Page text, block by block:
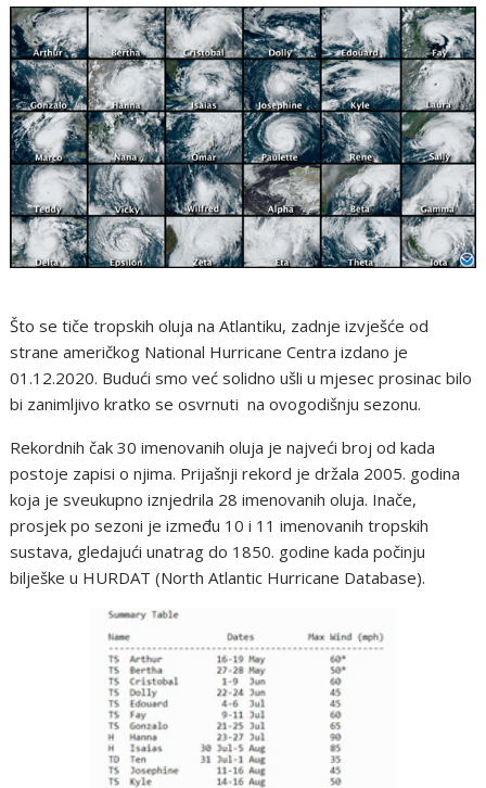
Što se tiče tropskih oluja na Atlantiku, zadnje izvješće od
strane američkog National Hurricane Centra izdano je
01.12.2020. Budući smo već solidno ušli u mjesec prosinac bilo
bi zanimljivo kratko se osvrnuti na ovogodišnju sezonu.
Rekordnih čak 30 imenovanih oluja je najveći broj od kada
postoje zapisi o njima. Prijašnji rekord je držala 2005. godina
koja je sveukupno iznjedrila 28 imenovanih oluja. Inače,
prosjek po sezoni je između 10 i 11 imenovanih tropskih
sustava, gledajući unatrag do 1850. godine kada počinju
bilješke u HURDAT (North Atlantic Hurricane Database).